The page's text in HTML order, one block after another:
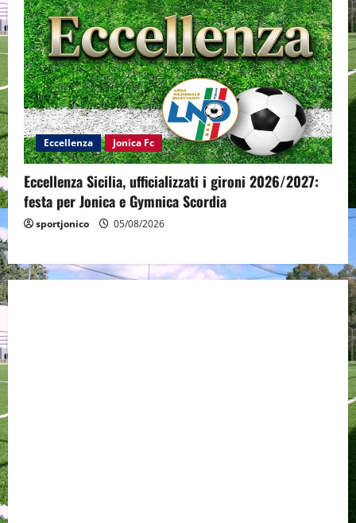
Eccellenza Jonica Fc
Eccellenza Sicilia, ufficializzati i gironi 2026/2027:
festa per Jonica e Gymnica Scordia
sportjonico 05/08/2026